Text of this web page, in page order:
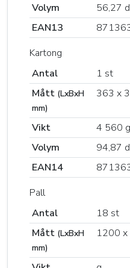
Volym
56,27
EAN13
Kartong
Antal
1 st
Mått (LxBxH
mm)
363 x
Vikt
4 560 g
Volym
94,87
EAN14
Pall
Antal
18 st
Mått (LxBxH
mm)
1200